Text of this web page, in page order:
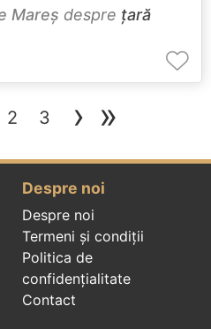
Mareș despre țară
2 3 › »
Despre noi
Despre noi
Termeni și condiții
Politica de
confidenţialitate
Contact